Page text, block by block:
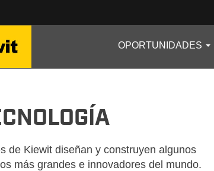
OPORTUNIDADES
de Kiewit diseñan y construyen algunos
más grandes e innovadores del mundo.